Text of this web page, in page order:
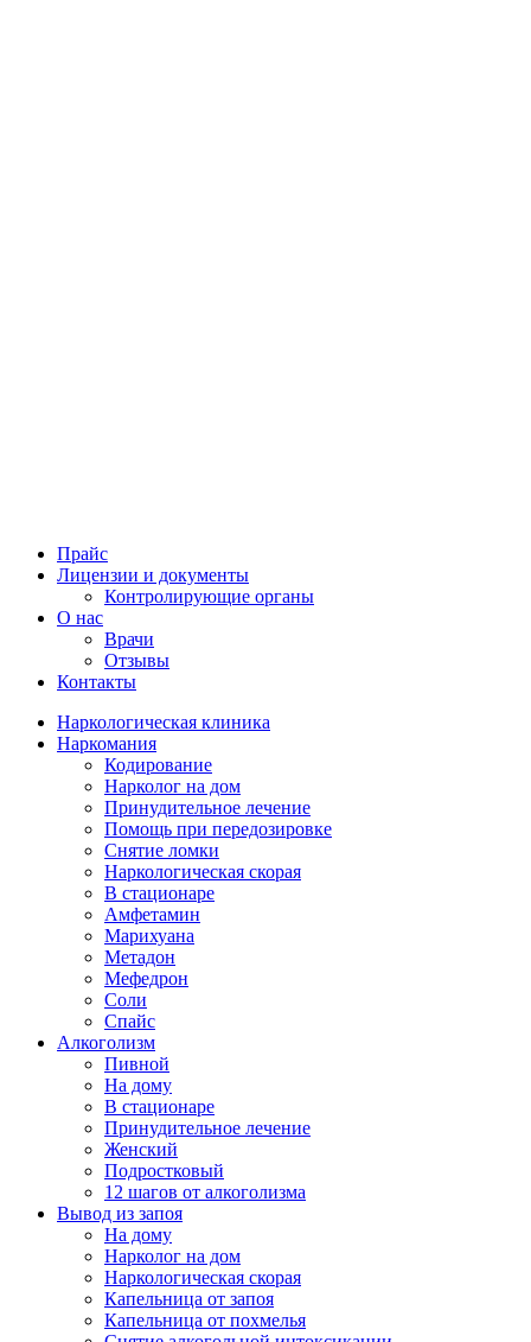
Прайс
Лицензии и документы
Контролирующие органы
О нас
Врачи
Отзывы
Контакты
Наркологическая клиника
Наркомания
Кодирование
Нарколог на дом
Принудительное лечение
Помощь при передозировке
Снятие ломки
Наркологическая скорая
В стационаре
Амфетамин
Марихуана
Метадон
Мефедрон
Соли
Спайс
Алкоголизм
Пивной
На дому
В стационаре
Принудительное лечение
Женский
Подростковый
12 шагов от алкоголизма
Вывод из запоя
На дому
Нарколог на дом
Наркологическая скорая
Капельница от запоя
Капельница от похмелья